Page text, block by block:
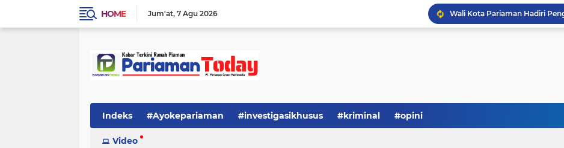
HOME Jum'at 7 Agu 2026
Indeks #Ayokepariaman #investigasikhusus #kriminal #opini
Video